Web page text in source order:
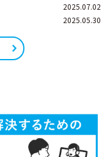
2025.07.02
2025.05.30